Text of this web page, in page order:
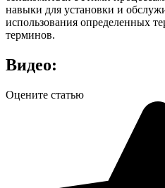
навыки для установки и
использования определенных
терминов.
Видео:
Оцените статью